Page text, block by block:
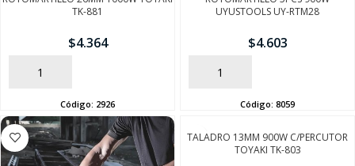
TK-881
$4.364
AÑADIR
Código: 2926
UYUSTOOLS UY-RTM28
$4.603
AÑADIR
Código: 8059
TALADRO 13MM 900W C/PERCUTOR
TOYAKI TK-803